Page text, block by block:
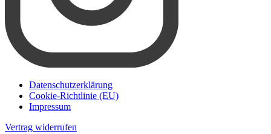
Datenschutzerklärung
Cookie-Richtlinie (EU)
Impressum
Vertrag widerrufen